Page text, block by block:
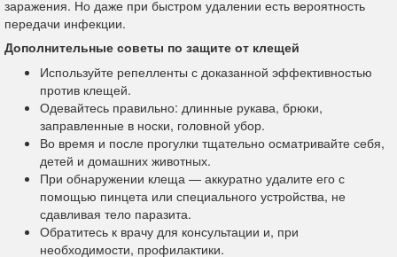
заражения. Но даже при быстром удалении есть вероятность
передачи инфекции.
Дополнительные советы по защите от клещей
Используйте репелленты с доказанной эффективностью
против клещей.
Одевайтесь правильно: длинные рукава, брюки,
заправленные в носки, головной убор.
Во время и после прогулки тщательно осматривайте себя,
детей и домашних животных.
При обнаружении клеща — аккуратно удалите его с
помощью пинцета или специального устройства, не
сдавливая тело паразита.
Обратитесь к врачу для консультации и, при
необходимости, профилактики.